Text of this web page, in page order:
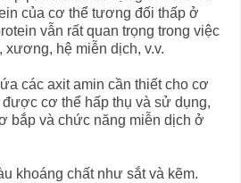
của cơ thể tương đối thấp ở
vẫn rất quan trọng trong việc
hệ miễn dịch, v.v.
các axit amin cần thiết cho cơ
cơ thể hấp thụ và sử dụng,
bắp và chức năng miễn dịch ở
khoáng chất như sắt và kẽm.